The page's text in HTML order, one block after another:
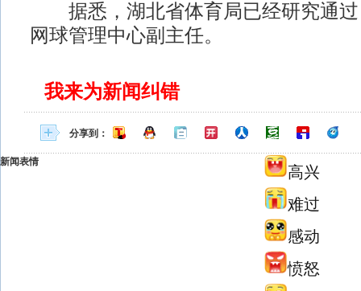
据悉，湖北省体育局已经研究通过
网球管理中心副主任。
我来为新闻纠错
分享到：
新闻表情
高兴
难过
感动
愤怒